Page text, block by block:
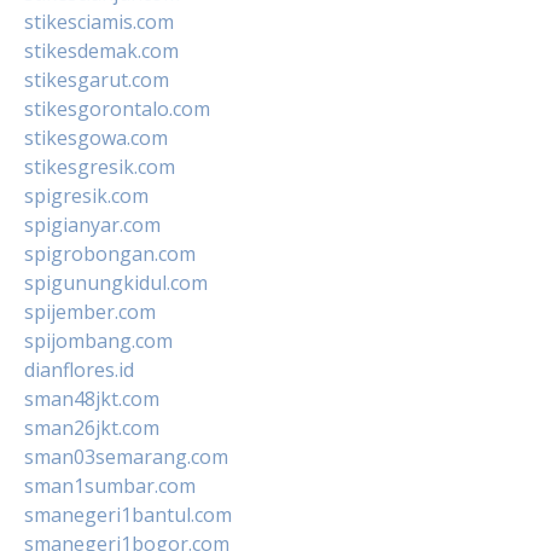
stikesciamis.com
stikesdemak.com
stikesgarut.com
stikesgorontalo.com
stikesgowa.com
stikesgresik.com
spigresik.com
spigianyar.com
spigrobongan.com
spigunungkidul.com
spijember.com
spijombang.com
dianflores.id
sman48jkt.com
sman26jkt.com
sman03semarang.com
sman1sumbar.com
smanegeri1bantul.com
smanegeri1bogor.com